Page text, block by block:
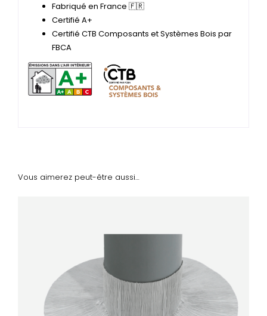
Fabriqué en France 🇫🇷
Certifié A+
Certifié CTB Composants et Systèmes Bois par
FBCA
Vous aimerez peut-être aussi…